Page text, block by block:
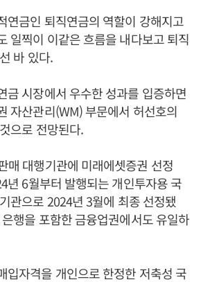
연금인 퇴직연금의 역할이 강해지고
일찍이 이같은 흐름을 내다보고 퇴직
바 있다.
금 시장에서 우수한 성과를 입증하면
자산관리(WM) 부문에서 허선호의
으로 전망된다.
대행기관에 미래에셋증권 선정
년 6월부터 발행되는 개인투자용 국
관으로 2024년 3월에 최종 선정됐
행을 포함한 금융업권에서도 유일하
입자격을 개인으로 한정한 저축성 국